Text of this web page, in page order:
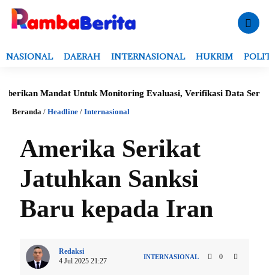
NASIONAL DAERAH INTERNASIONAL HUKRIM
Mandat Untuk Monitoring Evaluasi, Verifikasi Data Serta
Beranda / Headline / Internasional
Amerika Serikat
Jatuhkan Sanksi
Baru kepada Iran
Redaksi
4 Jul 2025 21:27
INTERNASIONAL 0